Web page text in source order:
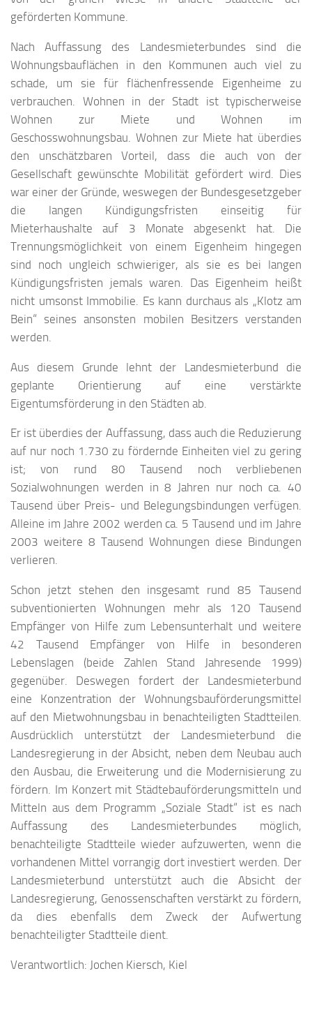
geförderten Kommune.
Nach Auffassung des Landesmieterbundes sind die
Wohnungsbauflächen in den Kommunen auch viel zu
schade, um sie für flächenfressende Eigenheime zu
verbrauchen. Wohnen in der Stadt ist typischerweise
Wohnen zur Miete und Wohnen im
Geschosswohnungsbau. Wohnen zur Miete hat überdies
den unschätzbaren Vorteil, dass die auch von der
Gesellschaft gewünschte Mobilität gefördert wird. Dies
war einer der Gründe, weswegen der Bundesgesetzgeber
die langen Kündigungsfristen einseitig für
Mieterhaushalte auf 3 Monate abgesenkt hat. Die
Trennungsmöglichkeit von einem Eigenheim hingegen
sind noch ungleich schwieriger, als sie es bei langen
Kündigungsfristen jemals waren. Das Eigenheim heißt
nicht umsonst Immobilie. Es kann durchaus als „Klotz am
Bein“ seines ansonsten mobilen Besitzers verstanden
werden.
Aus diesem Grunde lehnt der Landesmieterbund die
geplante Orientierung auf eine verstärkte
Eigentumsförderung in den Städten ab.
Er ist überdies der Auffassung, dass auch die Reduzierung
auf nur noch 1.730 zu fördernde Einheiten viel zu gering
ist; von rund 80 Tausend noch verbliebenen
Sozialwohnungen werden in 8 Jahren nur noch ca. 40
Tausend über Preis- und Belegungsbindungen verfügen.
Alleine im Jahre 2002 werden ca. 5 Tausend und im Jahre
2003 weitere 8 Tausend Wohnungen diese Bindungen
verlieren.
Schon jetzt stehen den insgesamt rund 85 Tausend
subventionierten Wohnungen mehr als 120 Tausend
Empfänger von Hilfe zum Lebensunterhalt und weitere
42 Tausend Empfänger von Hilfe in besonderen
Lebenslagen (beide Zahlen Stand Jahresende 1999)
gegenüber. Deswegen fordert der Landesmieterbund
eine Konzentration der Wohnungsbauförderungsmittel
auf den Mietwohnungsbau in benachteiligten Stadtteilen.
Ausdrücklich unterstützt der Landesmieterbund die
Landesregierung in der Absicht, neben dem Neubau auch
den Ausbau, die Erweiterung und die Modernisierung zu
fördern. Im Konzert mit Städtebauförderungsmitteln und
Mitteln aus dem Programm „Soziale Stadt“ ist es nach
Auffassung des Landesmieterbundes möglich,
benachteiligte Stadtteile wieder aufzuwerten, wenn die
vorhandenen Mittel vorrangig dort investiert werden. Der
Landesmieterbund unterstützt auch die Absicht der
Landesregierung, Genossenschaften verstärkt zu fördern,
da dies ebenfalls dem Zweck der Aufwertung
benachteiligter Stadtteile dient.
Verantwortlich: Jochen Kiersch, Kiel